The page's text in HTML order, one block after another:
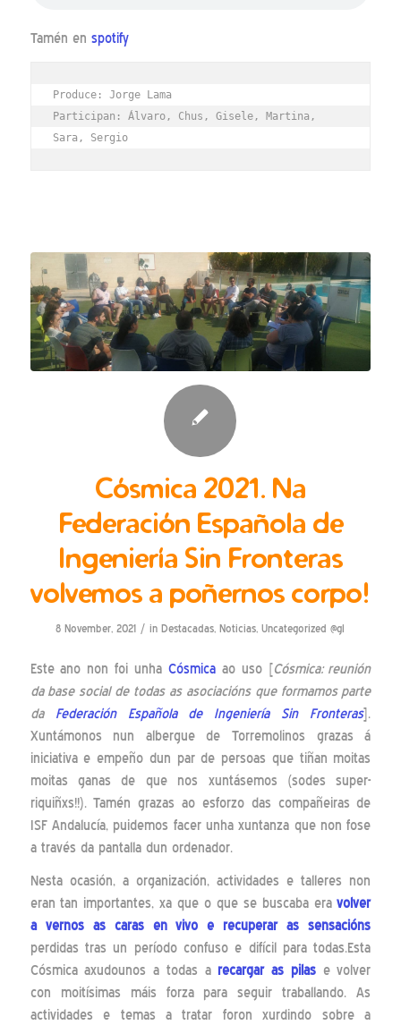
Tamén en spotify
Produce: Jorge Lama
Participan: Álvaro, Chus, Gisele, Martina,
Sara, Sergio
Cósmica 2021. Na
Federación Española de
Ingeniería Sin Fronteras
volvemos a poñernos corpo!
8 November, 2021 / inDestacadas,Noticias,Uncategorized @gl
Este ano non foi unha Cósmicaao uso [Cósmica: reunión
da base social de todas as asociacións que formamos parte
da Federación Española de Ingeniería Sin Fronteras].
Xuntámonos nun albergue de Torremolinos grazas á
iniciativa e empeño dun par de persoas que tiñan moitas
moitas ganas de que nos xuntásemos (sodes super-
riquiñxs!!). Tamén grazas ao esforzo das compañeiras de
ISF Andalucía, puidemos facer unha xuntanza que non fose
a través da pantalla dun ordenador.
Nesta ocasión, a organización, actividades e talleres non
eran tan importantes, xa que o que se buscaba eravolver
a vernos as caras en vivo e recuperar as sensacións
perdidas tras un período confuso e difícil para todas.Esta
Cósmica axudounos a todas a recargar as pilase volver
con moitísimas máis forza para seguir traballando. As
actividades e temas a tratar foron xurdindo sobre a